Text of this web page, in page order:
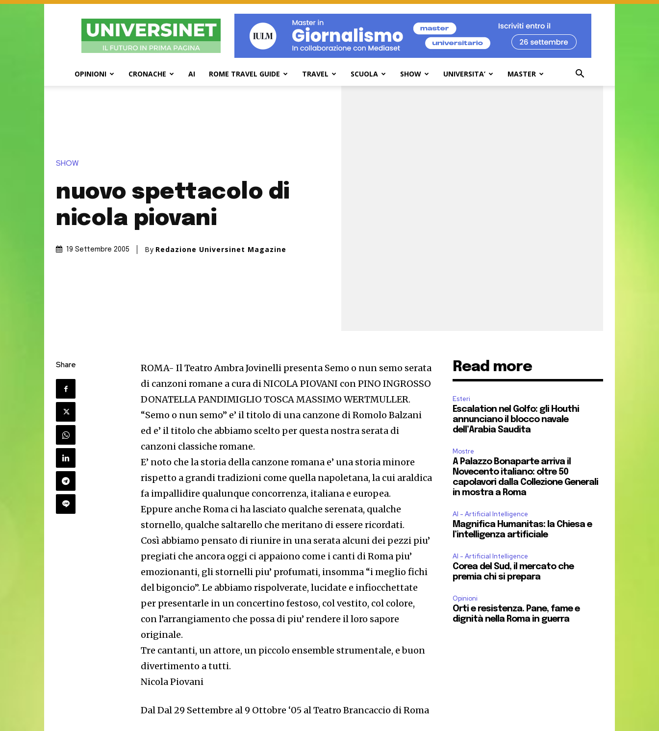
UniversiNet
Magazine
OPINIONI CRONACHE AI ROME TRAVEL GUIDE TRAVEL SCUOLA SHOW UNIVERSITA’ MASTER
SHOW
nuovo spettacolo di
nicola piovani
19 Settembre 2005 By Redazione Universinet Magazine
Share
ROMA- Il Teatro Ambra Jovinelli presenta Semo o nun semo serata
di canzoni romane a cura di NICOLA PIOVANI con PINO INGROSSO
DONATELLA PANDIMIGLIO TOSCA MASSIMO WERTMULLER.
“Semo o nun semo” e’ il titolo di una canzone di Romolo Balzani
ed e’ il titolo che abbiamo scelto per questa nostra serata di
canzoni classiche romane.
E’ noto che la storia della canzone romana e’ una storia minore
rispetto a grandi tradizioni come quella napoletana, la cui araldica
fa impallidire qualunque concorrenza, italiana e europea.
Eppure anche Roma ci ha lasciato qualche serenata, qualche
stornello, qualche saltarello che meritano di essere ricordati.
Così abbiamo pensato di riunire in una serata alcuni dei pezzi piu’
pregiati che ancora oggi ci appaiono come i canti di Roma piu’
emozionanti, gli stornelli piu’ profumati, insomma “i meglio fichi
del bigoncio”. Le abbiamo rispolverate, lucidate e infiocchettate
per presentarle in un concertino festoso, col vestito, col colore,
con l’arrangiamento che possa di piu’ rendere il loro sapore
originale.
Tre cantanti, un attore, un piccolo ensemble strumentale, e buon
divertimento a tutti.
Nicola Piovani
Dal Dal 29 Settembre al 9 Ottobre ‘05 al Teatro Brancaccio di Roma
Read more
Esteri
Escalation nel Golfo: gli Houthi
annunciano il blocco navale
dell’Arabia Saudita
Mostre
A Palazzo Bonaparte arriva il
Novecento italiano: oltre 50
capolavori dalla Collezione Generali
in mostra a Roma
AI - Artificial Intelligence
Magnifica Humanitas: la Chiesa e
l’intelligenza artificiale
AI - Artificial Intelligence
Corea del Sud, il mercato che
premia chi si prepara
Opinioni
Orti e resistenza. Pane, fame e
dignità nella Roma in guerra